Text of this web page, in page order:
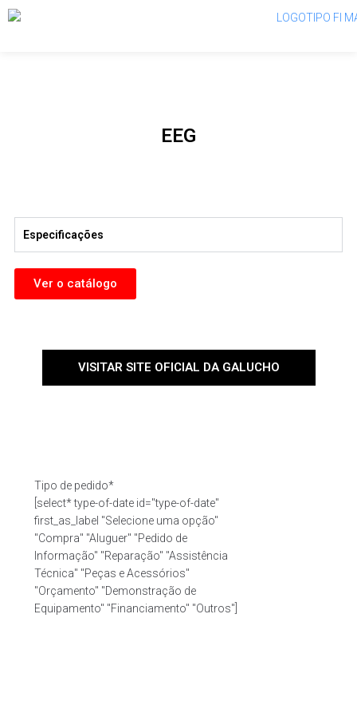
EEG
Especificações
Ver o catálogo
VISITAR SITE OFICIAL DA GALUCHO
Tipo de pedido*
[select* type-of-date id="type-of-date"
first_as_label "Selecione uma opção"
"Compra" "Aluguer" "Pedido de
Informação" "Reparação" "Assistência
Técnica" "Peças e Acessórios"
"Orçamento" "Demonstração de
Equipamento" "Financiamento" "Outros"]